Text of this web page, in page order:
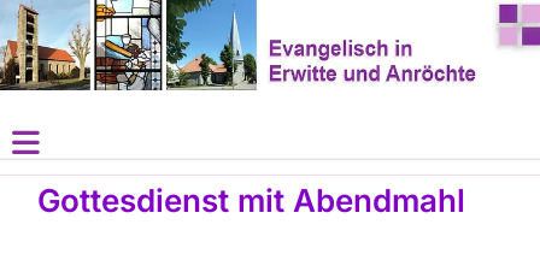
Gottesdienst mit Abendmahl